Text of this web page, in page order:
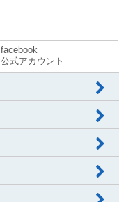
facebook
公式アカウント